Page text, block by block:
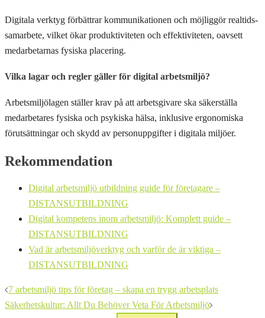
Digitala verktyg förbättrar kommunikationen och möjliggör realtids-
samarbete, vilket ökar produktiviteten och effektiviteten, oavsett
medarbetarnas fysiska placering.
Vilka lagar och regler gäller för digital arbetsmiljö?
Arbetsmiljölagen ställer krav på att arbetsgivare ska säkerställa
medarbetares fysiska och psykiska hälsa, inklusive ergonomiska
förutsättningar och skydd av personuppgifter i digitala miljöer.
Rekommendation
Digital arbetsmiljö utbildning guide för företagare –
DISTANSUTBILDNING
Digital kompetens inom arbetsmiljö: Komplett guide –
DISTANSUTBILDNING
Vad är arbetsmiljöverktyg och varför de är viktiga –
DISTANSUTBILDNING
Inläggsnavigering
7 arbetsmiljö tips för företag – skapa en trygg arbetsplats
Säkerhetskultur: Allt Du Behöver Veta För Arbetsmiljö